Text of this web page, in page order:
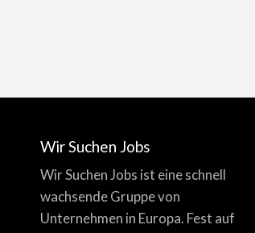
Wir Suchen Jobs
Wir Suchen Jobs ist eine schnell
wachsende Gruppe von
Unternehmen in Europa. Fest auf